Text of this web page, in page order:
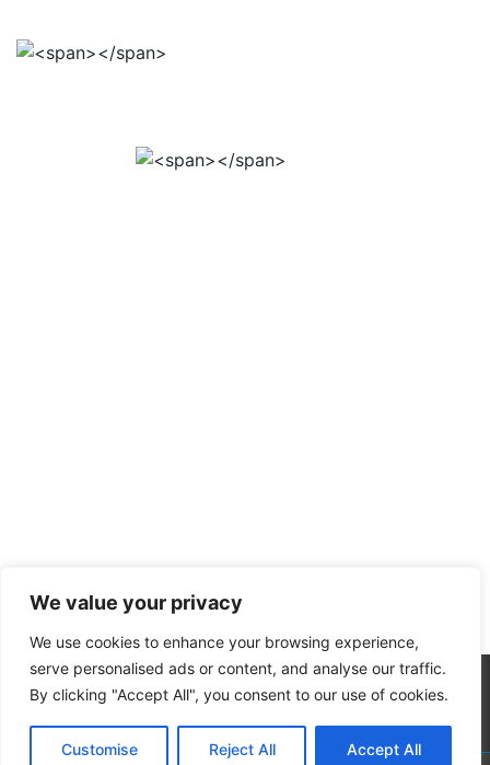
We value your privacy
We use cookies to enhance your browsing experience,
serve personalised ads or content, and analyse our traffic.
By clicking "Accept All", you consent to our use of cookies.
Customise Reject All Accept All